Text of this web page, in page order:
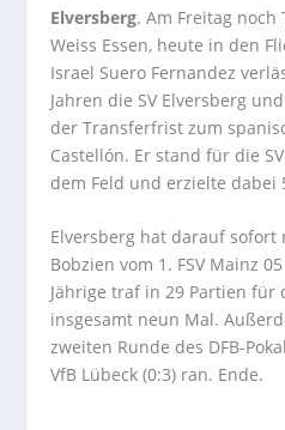
Elversberg. Am Freitag noch
Weiss Essen, heute in den
Israel Suero Fernandez
Jahren die SV Elversberg
der Transferfrist zum
Castellón. Er stand für die
dem Feld und erzielte dabei
Elversberg hat darauf sofort
Bobzien vom 1. FSV Mainz
Jährige traf in 29 Partien für
insgesamt neun Mal.
zweiten Runde des DFB-
VfB Lübeck (0:3) ran. Ende.